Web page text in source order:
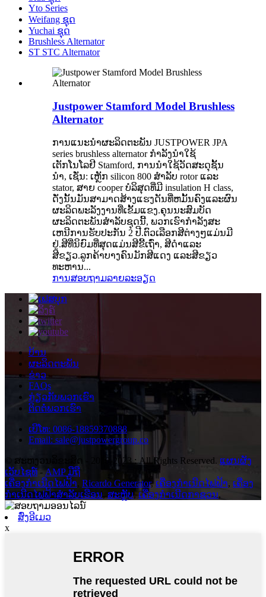
Yto Series
Weifang ຊຸດ
Yuchai ຊຸດ
Brushless Alternator
ST STC Alternator
Justpower Stamford Model Brushless
Alternator
ການແນະນໍາຜະລິດຕະພັນ JUSTPOWER JPA
series brushless alternator ກໍາລັງນໍາໃຊ້
ເຕັກໂນໂລຢີ Stamford, ການນໍາໃຊ້ວັດສະດຸຊັ້ນ
ນໍາ, ເຊັ່ນ: ເຫຼັກ silicon 800 ສໍາລັບ rotor ແລະ
stator, ສາຍ cooper ບໍລິສຸດທີ່ມີ insulation H class,
ດັ່ງນັ້ນມັນສາມາດສ້າງແຮງດັນທີ່ຫມັ້ນຄົງແລະຜົນ
ຜະລິດພະລັງງານທີ່ເຂັ້ມແຂງ.ຄຸນນະສົມບັດ
ຜະລິດຕະພັນສໍາລັບຊຸດນີ້, ພວກເຮົາກໍາລັງສະ
ເຫນີການຮັບປະກັນ 2 ປີ.ຕົວເລືອກສີຕ່າງໆແມ່ນມີ
ຢູ່.ສີທີ່ນິຍົມທີ່ສຸດແມ່ນສີຂີ້ເຖົ່າ, ສີດໍາແລະ
ສີຂຽວ.ລູກຄ້າບາງຄົນມັກສີແດງ ແລະສີຂຽວ
ທະຫານ...
ການສອບຖາມລາຍລະອຽດ
ບ້ານ
ຜະລິດຕະພັນ
ຂ່າວ
FAQs
ກ່ຽວ​ກັບ​ພວກ​ເຮົາ
ຕິດ​ຕໍ່​ພວກ​ເຮົາ
ເບີໂທ: 0086-18859370888
Email: sale@justpowergroup.co
© ສະຫງວນລິຂະສິດ - 2010-2023 : All Rights Reserved. ແຜນຜັງ
ເວັບໄຊທ໌ - AMP ມືຖື
ເຄື່ອງກໍາເນີດໄຟຟ້າ Ricardo Generator, ເຄື່ອງກໍາເນີດໄຟຟ້າ, ເຄື່ອງ
ກໍາເນີດໄຟຟ້າສໍາລັບເຮືອນ ສະຫຼັບ,ເຄື່ອງກໍາເນີດກາຊວນ,
ສົ່ງອີເມວ
x